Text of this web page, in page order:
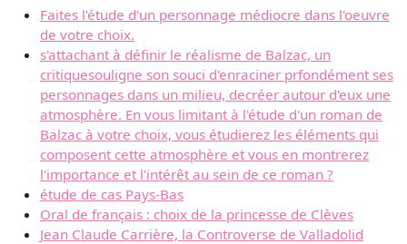
Faites l'étude d'un personnage médiocre dans l'oeuvre
de votre choix.
s'attachant à définir le réalisme de Balzac, un
critiquesouligne son souci d'enraciner prfondément ses
personnages dans un milieu, decréer autour d'eux une
atmosphère. En vous limitant à l'étude d'un roman de
Balzac à votre choix, vous étudierez les éléments qui
composent cette atmosphère et vous en montrerez
l'importance et l'intérêt au sein de ce roman ?
étude de cas Pays-Bas
Oral de français : choix de la princesse de Clèves
Jean Claude Carrière, la Controverse de Valladolid